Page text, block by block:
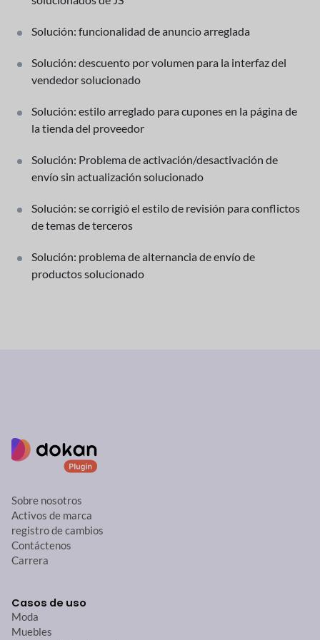
Solución: funcionalidad de anuncio arreglada
Solución: descuento por volumen para la interfaz del
vendedor solucionado
Solución: estilo arreglado para cupones en la página de
la tienda del proveedor
Solución: Problema de activación/desactivación de
envío sin actualización solucionado
Solución: se corrigió el estilo de revisión para conflictos
de temas de terceros
Solución: problema de alternancia de envío de
productos solucionado
Sobre nosotros
Activos de marca
registro de cambios
Contáctenos
Carrera
Casos de uso
Moda
Muebles